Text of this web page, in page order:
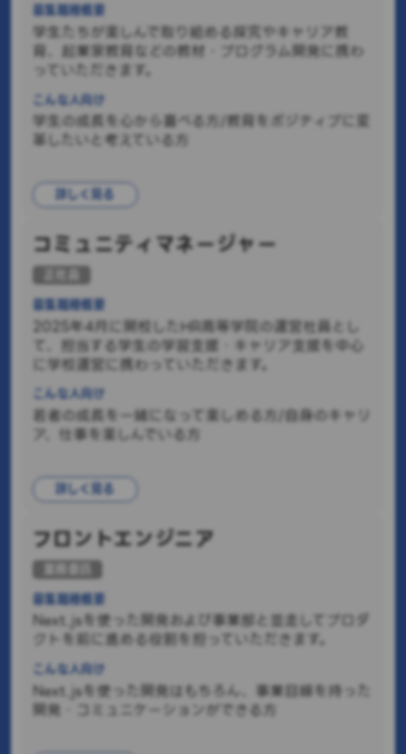
募集職種概要
学生たちが楽しんで取り組める探究やキャリア教
育、起業家教育などの教材・プログラム開発に携わ
っていただきます。
こんな人向け
学生の成長を心から喜べる方/教育をポジティブに変
革したいと考えている方
詳しく見る
コミュニティマネージャー
募集職種概要
2025年4月に開校したHR高等学院の運営社員とし
て、担当する学生の学習支援・キャリア支援を中心
に学校運営に携わっていただきます。
こんな人向け
若者の成長を一緒になって楽しめる方/自身のキャリ
ア、仕事を楽しんでいる方
詳しく見る
フロントエンジニア
募集職種概要
Next.jsを使った開発および事業部と並走してプロダ
クトを前に進める役割を担っていただきます。
こんな人向け
Next.jsを使った開発はもちろん、事業目線を持った
開発・コミュニケーションができる方